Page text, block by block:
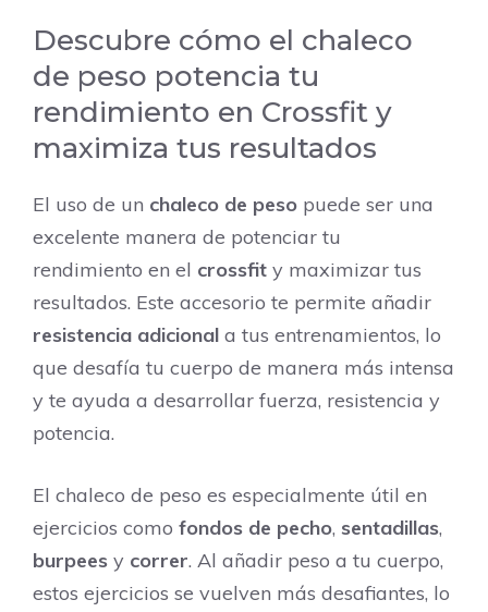
Descubre cómo el chaleco
de peso potencia tu
rendimiento en Crossfit y
maximiza tus resultados
El uso de un chaleco de peso puede ser una
excelente manera de potenciar tu
rendimiento en el crossfit y maximizar tus
resultados. Este accesorio te permite añadir
resistencia adicional a tus entrenamientos, lo
que desafía tu cuerpo de manera más intensa
y te ayuda a desarrollar fuerza, resistencia y
potencia.
El chaleco de peso es especialmente útil en
ejercicios como fondos de pecho, sentadillas,
burpees y correr. Al añadir peso a tu cuerpo,
estos ejercicios se vuelven más desafiantes, lo